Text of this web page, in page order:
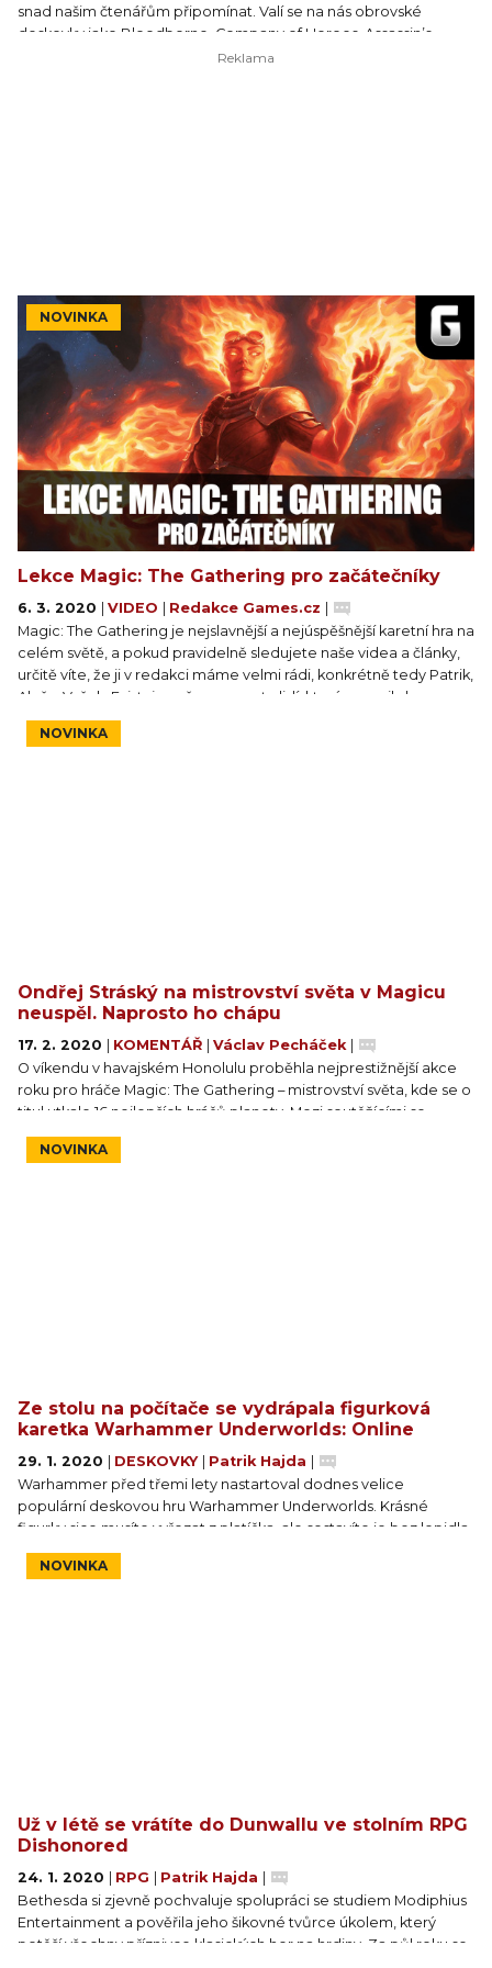
snad našim čtenářům připomínat. Valí se na nás obrovské
deskovky jako Bloodborne, Company of Heroes, Assassin’s
Creed či Devil May Cray a někde mezi nimi se objeví i karetní hra
NOVINKA
Lekce Magic: The Gathering pro začátečníky
6. 3. 2020 | VIDEO | Redakce Games.cz |
Magic: The Gathering je nejslavnější a nejúspěšnější karetní hra na
celém světě, a pokud pravidelně sledujete naše videa a články,
určitě víte, že ji v redakci máme velmi rádi, konkrétně tedy Patrik,
Aleš a Vašek. Existuje ovšem spousta lidí, kterým se nikdy
nechtělo pronikat do složitých pravidel. A právě pro ty jsme si
připravili dnešní video, v němž se na základy nejlepších kartiček
NOVINKA
Ondřej Stráský na mistrovství světa v Magicu
neuspěl. Naprosto ho chápu
17. 2. 2020 | KOMENTÁŘ | Václav Pecháček |
O víkendu v havajském Honolulu proběhla nejprestižnější akce
roku pro hráče Magic: The Gathering – mistrovství světa, kde se o
titul utkalo 16 nejlepších hráčů planety. Mezi soutěžícími se
objevil i Čech, veterán Magicu Ondřej Stráský, který ovšem na
vytoužené první místo nedosáhl. Díky speciálnímu eventu v
NOVINKA
Ze stolu na počítače se vydrápala figurková
karetka Warhammer Underworlds: Online
29. 1. 2020 | DESKOVKY | Patrik Hajda |
Warhammer před třemi lety nastartoval dodnes velice
populární deskovou hru Warhammer Underworlds. Krásné
figurky sice musíte vyřezat z platíčka, ale sestavíte je bez lepidla,
stačí vám jich jen jednotky kusů, nepotřebujete žádná měřidla,
protože hra se odehrává na fixním plánu a řídí ji karetní balíčky a
NOVINKA
Už v létě se vrátíte do Dunwallu ve stolním RPG
Dishonored
24. 1. 2020 | RPG | Patrik Hajda |
Bethesda si zjevně pochvaluje spolupráci se studiem Modiphius
Entertainment a pověřila jeho šikovné tvůrce úkolem, který
potěší všechny příznivce klasických her na hrdiny. Za půl roku se